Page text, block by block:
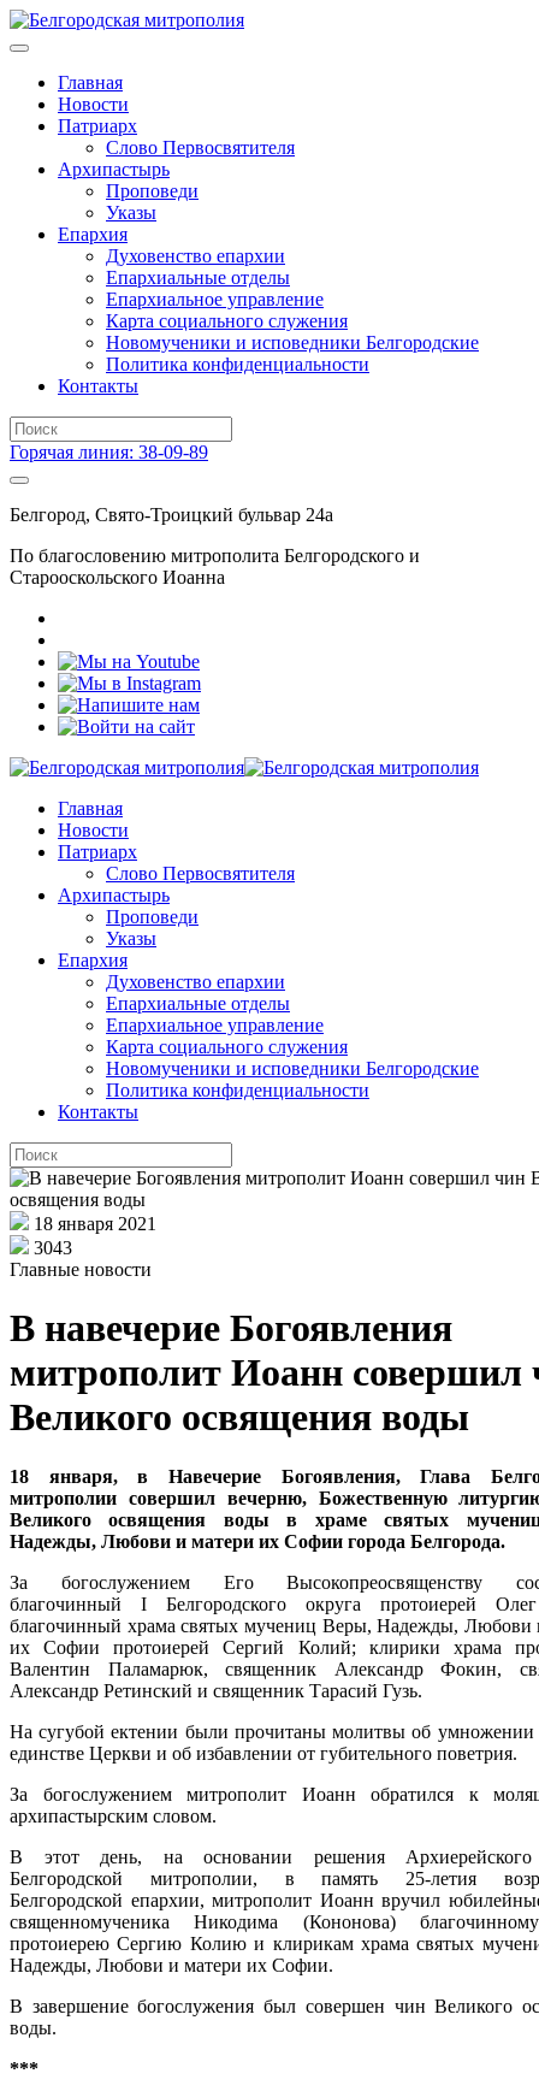
Главная
Новости
Патриарх
Слово Первосвятителя
Архипастырь
Проповеди
Указы
Епархия
Духовенство епархии
Епархиальные отделы
Епархиальное управление
Карта социального служения
Новомученики и исповедники Белгородские
Политика конфиденциальности
Контакты
Горячая линия: 38-09-89
Белгород, Свято-Троицкий бульвар 24а
По благословению митрополита Белгородского и
Старооскольского Иоанна
Главная
Новости
Патриарх
Слово Первосвятителя
Архипастырь
Проповеди
Указы
Епархия
Духовенство епархии
Епархиальные отделы
Епархиальное управление
Карта социального служения
Новомученики и исповедники Белгородские
Политика конфиденциальности
Контакты
18 января 2021
3043
Главные новости
В навечерие Богоявления
митрополит Иоанн совершил
Великого освящения воды
18 января, в Навечерие Богоявления, Глава
митрополии совершил вечерню, Божественную
Великого освящения воды в храме святых
Надежды, Любови и матери их Софии города Белгорода.
За богослужением Его Высокопреосвященству
благочинный I Белгородского округа протоиерей
благочинный храма святых мучениц Веры, Надежды, Любови
их Софии протоиерей Сергий Колий; клирики храма
Валентин Паламарюк, священник Александр Фокин,
Александр Ретинский и священник Тарасий Гузь.
На сугубой ектении были прочитаны молитвы об
единстве Церкви и об избавлении от губительного поветрия.
За богослужением митрополит Иоанн обратился к
архипастырским словом.
В этот день, на основании решения Архиерейского
Белгородской митрополии, в память 25-летия
Белгородской епархии, митрополит Иоанн вручил
священномученика Никодима (Кононова)
протоиерею Сергию Колию и клирикам храма святых
Надежды, Любови и матери их Софии.
В завершение богослужения был совершен чин Великого
воды.
***